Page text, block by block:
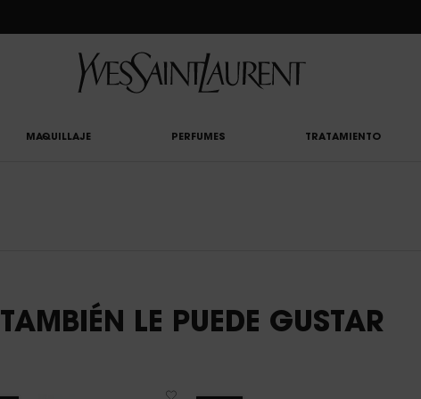
MAQUILLAJE PERFUMES TRATAMIENTO
TAMBIÉN LE PUEDE GUSTAR